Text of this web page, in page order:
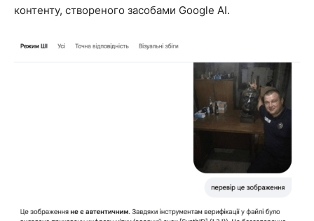
контенту, створеного засобами Google AI.